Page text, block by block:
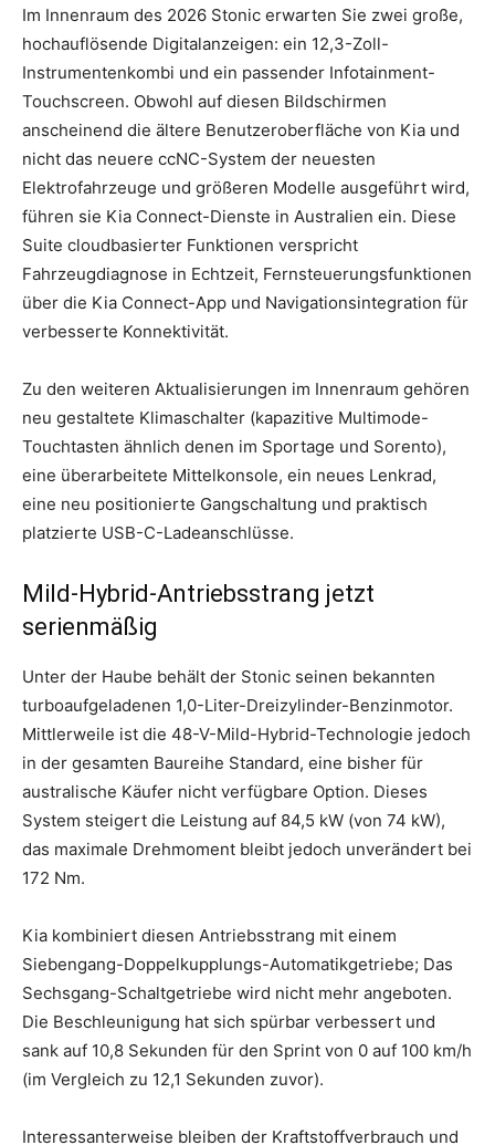
Im Innenraum des 2026 Stonic erwarten Sie zwei große,
hochauflösende Digitalanzeigen: ein 12,3-Zoll-
Instrumentenkombi und ein passender Infotainment-
Touchscreen. Obwohl auf diesen Bildschirmen
anscheinend die ältere Benutzeroberfläche von Kia und
nicht das neuere ccNC-System der neuesten
Elektrofahrzeuge und größeren Modelle ausgeführt wird,
führen sie Kia Connect-Dienste in Australien ein. Diese
Suite cloudbasierter Funktionen verspricht
Fahrzeugdiagnose in Echtzeit, Fernsteuerungsfunktionen
über die Kia Connect-App und Navigationsintegration für
verbesserte Konnektivität.
Zu den weiteren Aktualisierungen im Innenraum gehören
neu gestaltete Klimaschalter (kapazitive Multimode-
Touchtasten ähnlich denen im Sportage und Sorento),
eine überarbeitete Mittelkonsole, ein neues Lenkrad,
eine neu positionierte Gangschaltung und praktisch
platzierte USB-C-Ladeanschlüsse.
Mild-Hybrid-Antriebsstrang jetzt
serienmäßig
Unter der Haube behält der Stonic seinen bekannten
turboaufgeladenen 1,0-Liter-Dreizylinder-Benzinmotor.
Mittlerweile ist die 48-V-Mild-Hybrid-Technologie jedoch
in der gesamten Baureihe Standard, eine bisher für
australische Käufer nicht verfügbare Option. Dieses
System steigert die Leistung auf 84,5 kW (von 74 kW),
das maximale Drehmoment bleibt jedoch unverändert bei
172 Nm.
Kia kombiniert diesen Antriebsstrang mit einem
Siebengang-Doppelkupplungs-Automatikgetriebe; Das
Sechsgang-Schaltgetriebe wird nicht mehr angeboten.
Die Beschleunigung hat sich spürbar verbessert und
sank auf 10,8 Sekunden für den Sprint von 0 auf 100 km/h
(im Vergleich zu 12,1 Sekunden zuvor).
Interessanterweise bleiben der Kraftstoffverbrauch und